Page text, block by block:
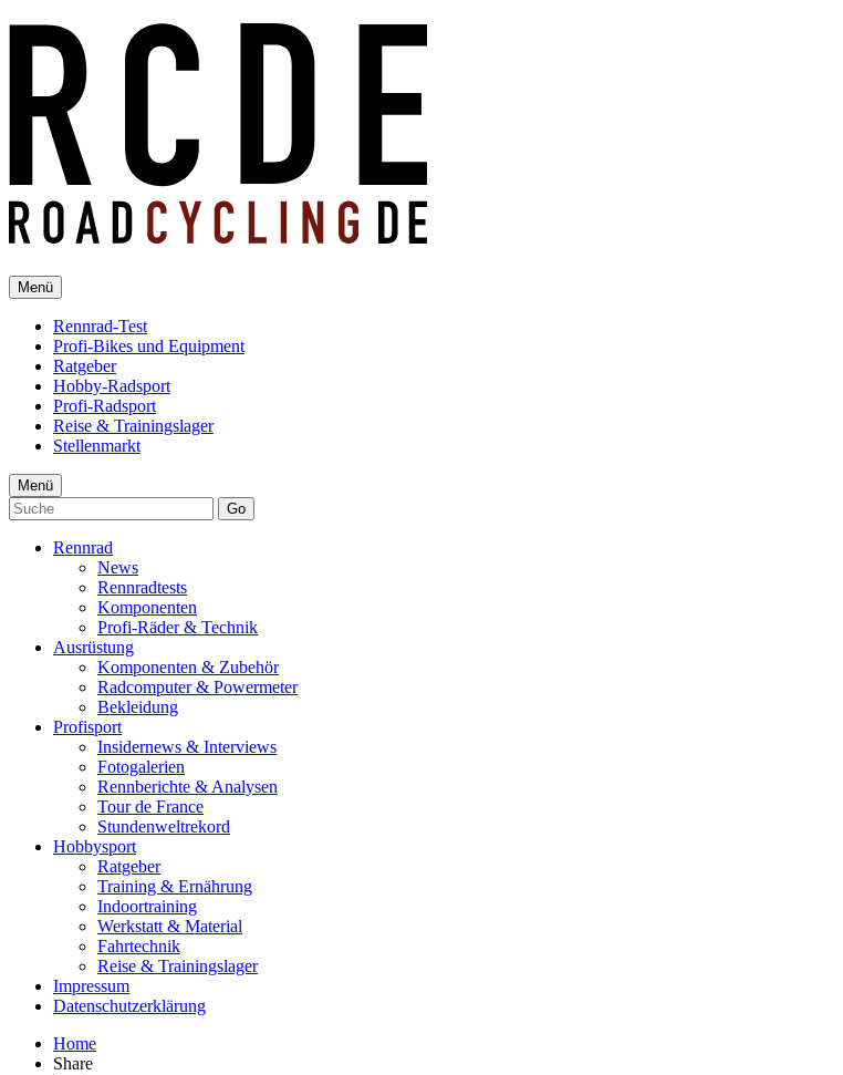
Menü
Rennrad-Test
Profi-Bikes und Equipment
Ratgeber
Hobby-Radsport
Profi-Radsport
Reise & Trainingslager
Stellenmarkt
Menü
Go
Rennrad
News
Rennradtests
Komponenten
Profi-Räder & Technik
Ausrüstung
Komponenten & Zubehör
Radcomputer & Powermeter
Bekleidung
Profisport
Insidernews & Interviews
Fotogalerien
Rennberichte & Analysen
Tour de France
Stundenweltrekord
Hobbysport
Ratgeber
Training & Ernährung
Indoortraining
Werkstatt & Material
Fahrtechnik
Reise & Trainingslager
Impressum
Datenschutzerklärung
Home
Share